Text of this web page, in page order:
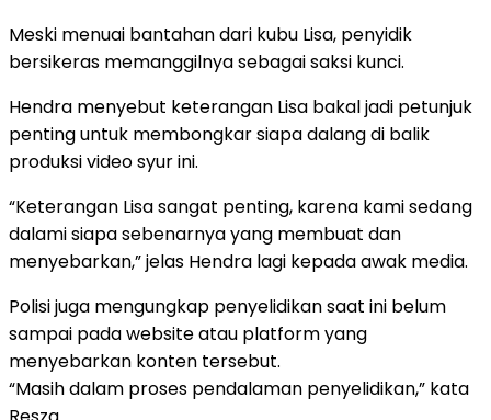
Meski menuai bantahan dari kubu Lisa, penyidik
bersikeras memanggilnya sebagai saksi kunci.
Hendra menyebut keterangan Lisa bakal jadi petunjuk
penting untuk membongkar siapa dalang di balik
produksi video syur ini.
“Keterangan Lisa sangat penting, karena kami sedang
dalami siapa sebenarnya yang membuat dan
menyebarkan,” jelas Hendra lagi kepada awak media.
Polisi juga mengungkap penyelidikan saat ini belum
sampai pada website atau platform yang
menyebarkan konten tersebut.
“Masih dalam proses pendalaman penyelidikan,” kata